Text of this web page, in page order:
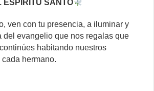
ESPÍRITU SANTO
ven con tu presencia, a iluminar y
del evangelio que nos regalas que
habitando nuestros
hermano.